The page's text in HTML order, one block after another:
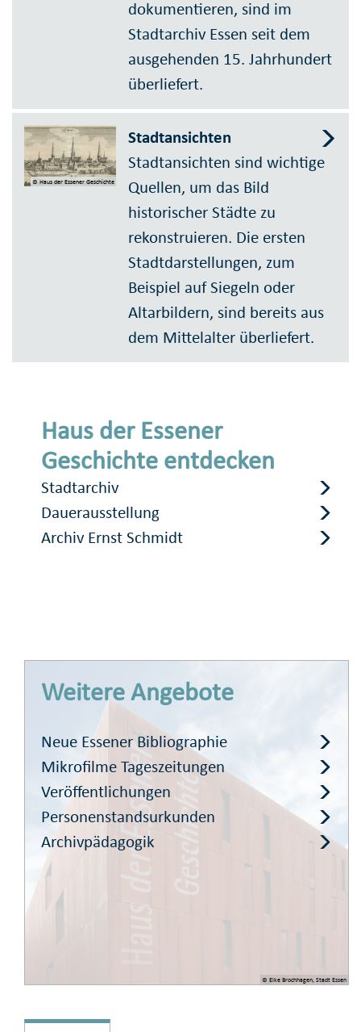
dokumentieren, sind im
Stadtarchiv Essen seit dem
ausgehenden 15. Jahrhundert
überliefert.
© Haus der Essener Geschichte
Stadtansichten
Stadtansichten sind wichtige
Quellen, um das Bild
historischer Städte zu
rekonstruieren. Die ersten
Stadtdarstellungen, zum
Beispiel auf Siegeln oder
Altarbildern, sind bereits aus
dem Mittelalter überliefert.
Haus der Essener
Geschichte entdecken
Stadtarchiv
Dauerausstellung
Archiv Ernst Schmidt
© Elke Brochhagen, Stadt Essen
Weitere Angebote
Neue Essener Bibliographie
Mikrofilme Tageszeitungen
Veröffentlichungen
Personenstandsurkunden
Archivpädagogik